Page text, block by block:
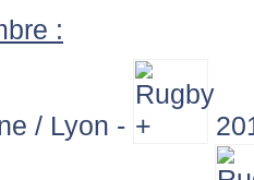
:
/ Lyon -